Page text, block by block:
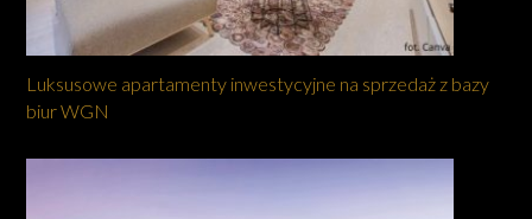
Luksusowe apartamenty inwestycyjne na sprzedaż z bazy
biur WGN